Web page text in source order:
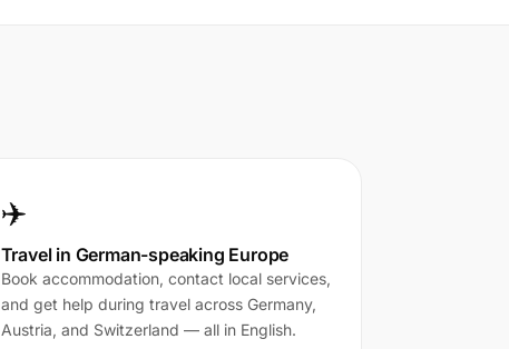
✈️
Travel in German-speaking Europe
Book accommodation, contact local services,
and get help during travel across Germany,
Austria, and Switzerland — all in English.